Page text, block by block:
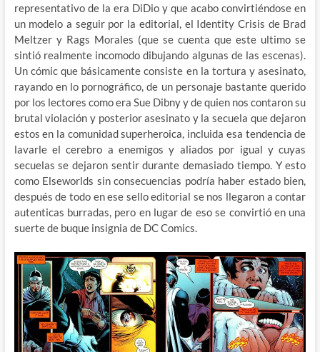
representativo de la era DiDio y que acabo convirtiéndose en
un modelo a seguir por la editorial, el Identity Crisis de Brad
Meltzer y Rags Morales (que se cuenta que este ultimo se
sintió realmente incomodo dibujando algunas de las escenas).
Un cómic que básicamente consiste en la tortura y asesinato,
rayando en lo pornográfico, de un personaje bastante querido
por los lectores como era Sue Dibny y de quien nos contaron su
brutal violación y posterior asesinato y la secuela que dejaron
estos en la comunidad superheroica, incluida esa tendencia de
lavarle el cerebro a enemigos y aliados por igual y cuyas
secuelas se dejaron sentir durante demasiado tiempo. Y esto
como Elseworlds sin consecuencias podría haber estado bien,
después de todo en ese sello editorial se nos llegaron a contar
autenticas burradas, pero en lugar de eso se convirtió en una
suerte de buque insignia de DC Comics.